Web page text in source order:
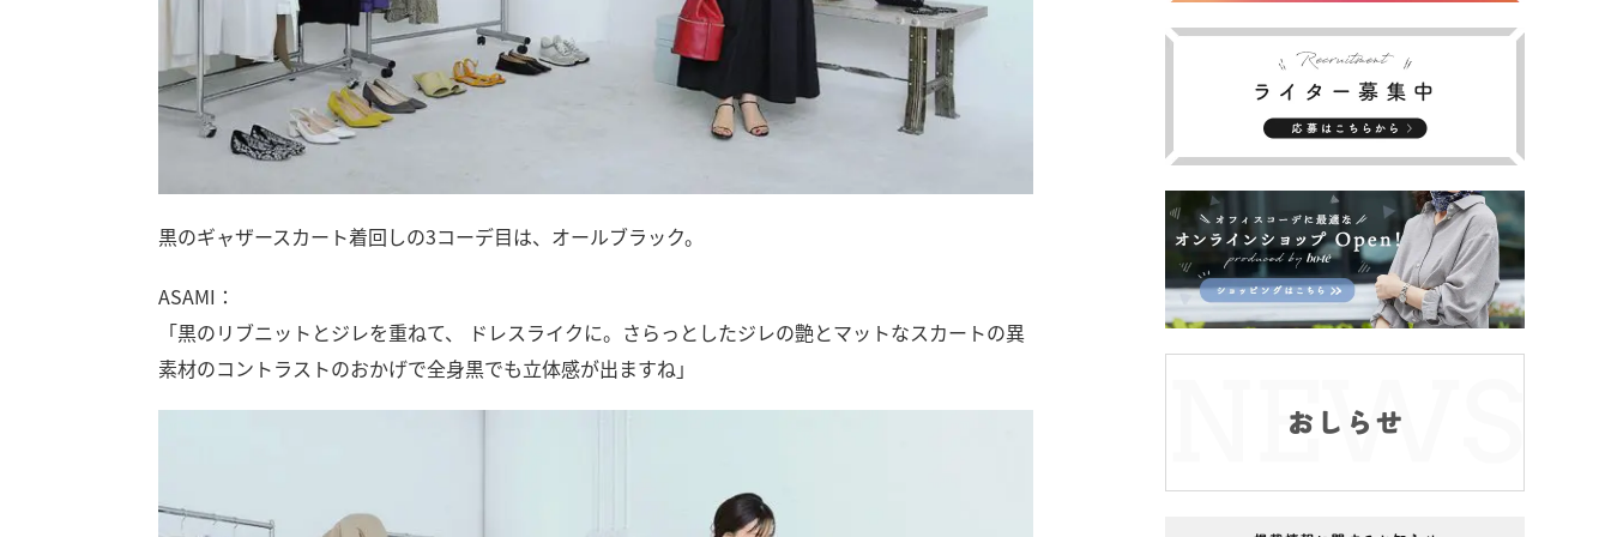
黒のギャザースカート着回しの3コーデ目は、オールブラック。
ASAMI：
「黒のリブニットとジレを重ねて、 ドレスライクに。さらっとしたジレの艶とマットなスカートの異
素材のコントラストのおかげで全身黒でも立体感が出ますね」